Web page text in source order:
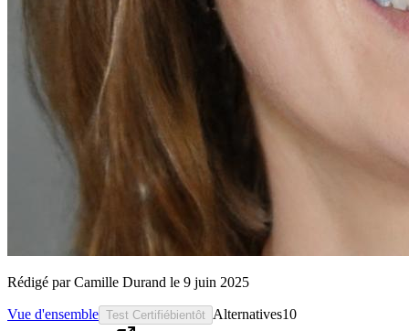
Rédigé par Camille Durand le 9 juin 2025
Vue d'ensemble Test Certifiébientôt Alternatives10